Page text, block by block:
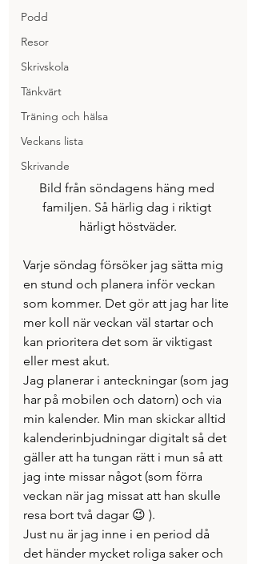
Podd
Resor
Skrivskola
Tänkvärt
Träning och hälsa
Veckans lista
Skrivande
Bild från söndagens häng med
familjen. Så härlig dag i riktigt
härligt höstväder.
Varje söndag försöker jag sätta mig
en stund och planera inför veckan
som kommer. Det gör att jag har lite
mer koll när veckan väl startar och
kan prioritera det som är viktigast
eller mest akut.
Jag planerar i anteckningar (som jag
har på mobilen och datorn) och via
min kalender. Min man skickar alltid
kalenderinbjudningar digitalt så det
gäller att ha tungan rätt i mun så att
jag inte missar något (som förra
veckan när jag missat att han skulle
resa bort två dagar 😉 ).
Just nu är jag inne i en period då
det händer mycket roliga saker och